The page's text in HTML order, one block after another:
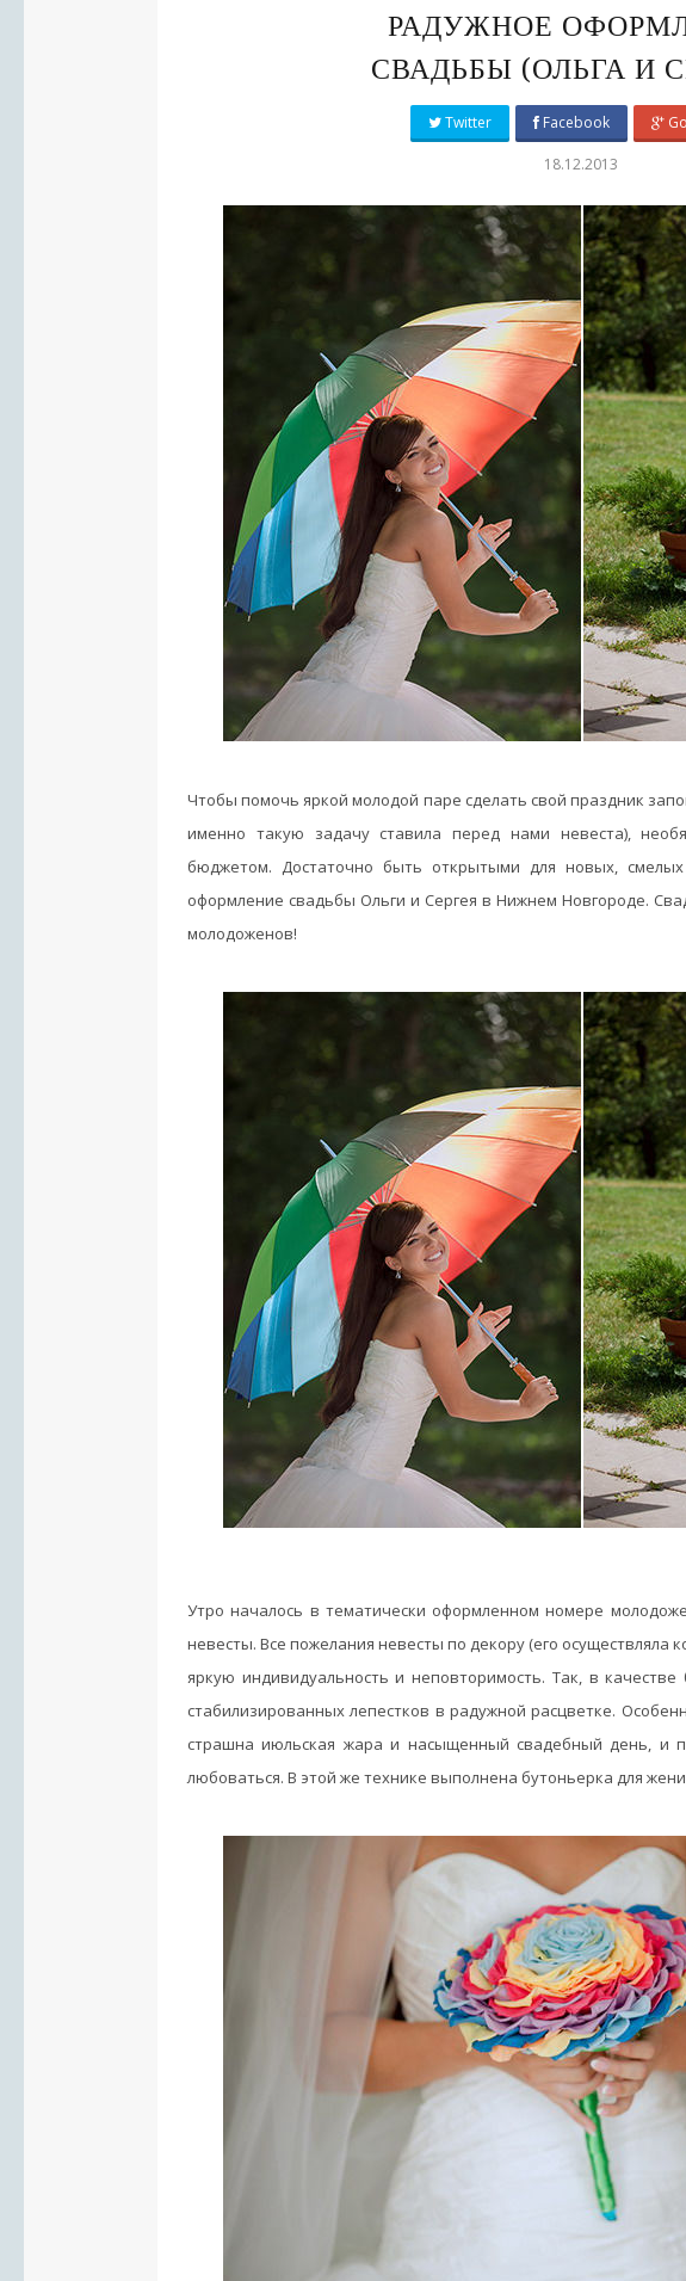
РАДУЖНОЕ
СВАДЬБЫ (ОЛЬГА И
Twitter Facebook
18.12.2013
Чтобы помочь яркой молодой паре сделать свой праздник
именно такую задачу ставила перед нами невеста),
бюджетом. Достаточно быть открытыми для новых,
оформление свадьбы Ольги и Сергея в Нижнем Новгороде.
молодоженов!
Утро началось в тематически оформленном номере
невесты. Все пожелания невесты по декору (его осуществляла
яркую индивидуальность и неповторимость. Так, в
стабилизированных лепестков в радужной расцветке.
страшна июльская жара и насыщенный свадебный день, и
любоваться. В этой же технике выполнена бутоньерка для